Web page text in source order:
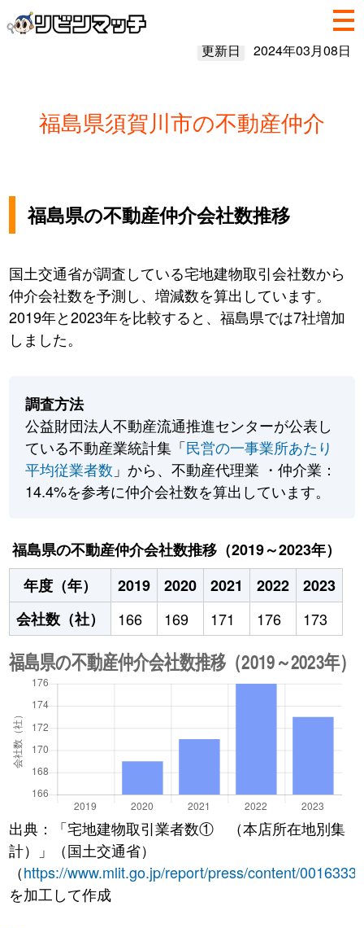
更新日 2024年03月08日
福島県須賀川市の不動産仲介
福島県の不動産仲介会社数推移
国土交通省が調査している宅地建物取引会社数から
仲介会社数を予測し、増減数を算出しています。
2019年と2023年を比較すると、福島県では7社増加
しました。
調査方法
公益財団法人不動産流通推進センターが公表し
ている不動産業統計集「民営の一事業所あたり
平均従業者数 」から、不動産代理業 ・仲介業：
14.4%を参考に仲介会社数を算出しています。
福島県の不動産仲介会社数推移（2019～2023年）
年度（年）
2019 2020 2021 2022
2023
会社数（社）
166 169 171 176 173
出典：「宅地建物取引業者数① （本店所在地別集
計）」（国土交通省）
（https://www.mlit.go.jp/report/press/content/
を加工して作成